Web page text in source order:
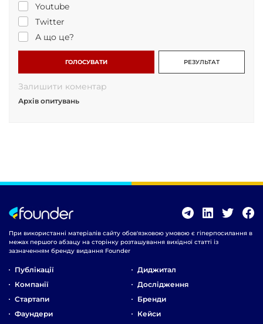
Youtube
Twitter
А що це?
ГОЛОСУВАТИ РЕЗУЛЬТАТ
Залишити коментар
Архів опитувань
При використанні матеріалів сайту обов'язковою умовою є гіперпосилання в
межах першого абзацу на сторінку розташування вихідної статті із
зазначенням бренду видання Founder
Публікації
Компанії
Стартапи
Фаундери
Диджитал
Дослідження
Бренди
Кейси